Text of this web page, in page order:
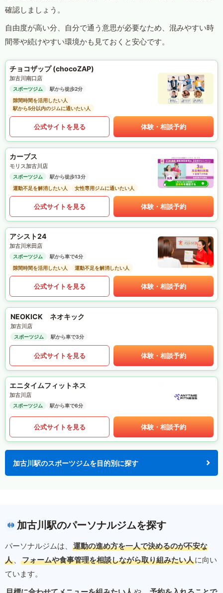
確認しましょう。
自由度が高い分、自分で通う意思が必要なため、混みやすい時
間帯や続けやすい環境かも見ておくと安心です。
チョコザップ (chocoZAP)
加古川南口店
スポーツジム
駅から徒歩2分
隙間時間を活用したい人
駅から5分以内のジムに通いたい人
公式サイトを見る 体験・相談予約
カーブス
モリス加古川店
スポーツジム
駅から徒歩13分
運動不足を解消したい人
女性専用ジムに通いたい人
公式サイトを見る 体験・相談予約
アシスト24
加古川米田店
スポーツジム
駅から車で4分
隙間時間を活用したい人
運動不足を解消したい人
公式サイトを見る 体験・相談予約
NEOKICK ネオキック
加古川店
スポーツジム 駅から車で3分
公式サイトを見る 体験・相談予約
エニタイムフィットネス
加古川店
スポーツジム 駅から車で6分
公式サイトを見る 体験・相談予約
加古川駅のスポーツジムを目的別に探す
加古川駅のパーソナルジムを探す
パーソナルジムは、
運動の進め方を一人で決めるのが不安な
人 、 フォームや食事管理を相談しながら取り組みたい人に向い
ています。